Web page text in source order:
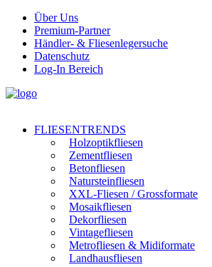
Über Uns
Premium-Partner
Händler- & Fliesenlegersuche
Datenschutz
Log-In Bereich
FLIESENTRENDS
Holzoptikfliesen
Zementfliesen
Betonfliesen
Natursteinfliesen
XXL-Fliesen / Grossformate
Mosaikfliesen
Dekorfliesen
Vintagefliesen
Metrofliesen & Midiformate
Landhausfliesen